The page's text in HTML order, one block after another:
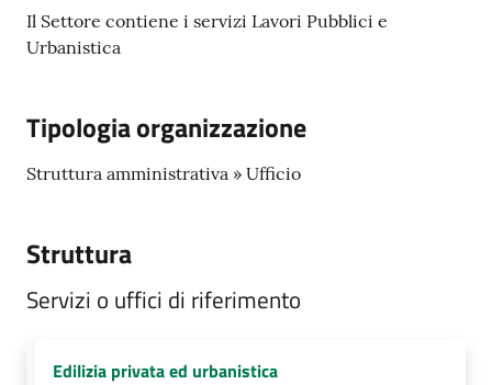
gli
argomenti...
Seguici
su
Il Settore contiene i servizi Lavori Pubblici e
Urbanistica
Tipologia organizzazione
Struttura amministrativa » Ufficio
Struttura
Servizi o uffici di riferimento
Edilizia privata ed urbanistica